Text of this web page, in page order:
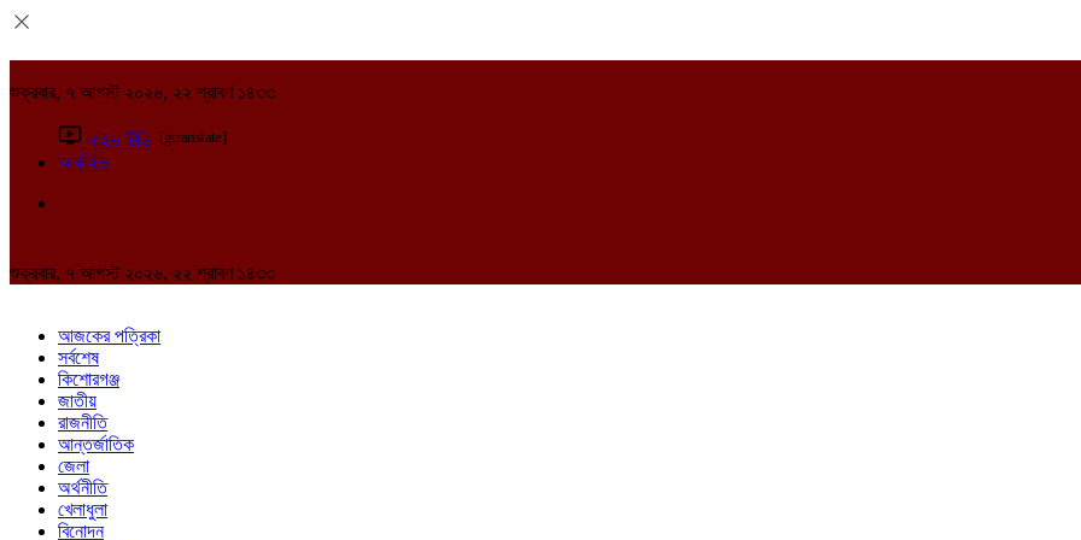
শুক্রবার, ৭ আগস্ট ২০২৬, ২২ শ্রাবণ ১৪৩৩
লাইভ টিভি [gtranslate]
আর্কাইভ
শুক্রবার, ৭ আগস্ট ২০২৬, ২২ শ্রাবণ ১৪৩৩
আজকের পত্রিকা
সর্বশেষ
কিশোরগঞ্জ
জাতীয়
রাজনীতি
আন্তর্জাতিক
জেলা
অর্থনীতি
খেলাধুলা
বিনোদন